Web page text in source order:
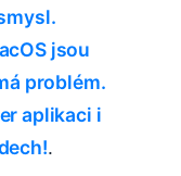
jsou
problém.
aplikaci i
.